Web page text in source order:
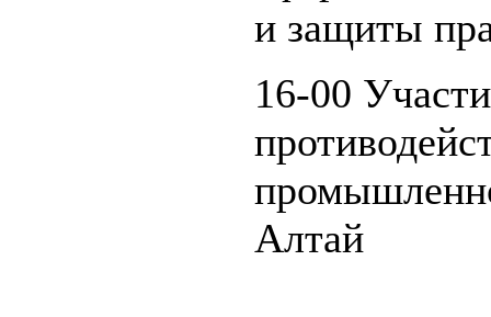
и защиты
16-00
Алтай